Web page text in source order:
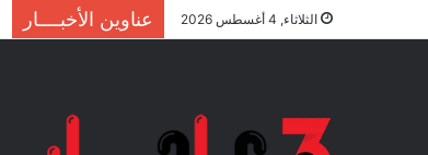
الثلاثاء, 4 أغسطس 2026 عناوين الأخبــــار